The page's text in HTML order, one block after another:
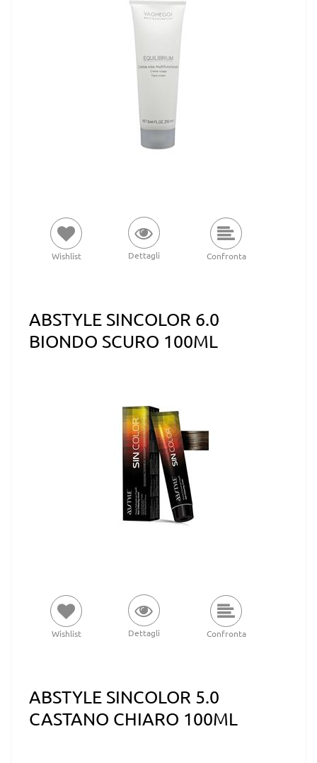
Wishlist Dettagli Confronta
ABSTYLE SINCOLOR 6.0
BIONDO SCURO 100ML
Wishlist Dettagli Confronta
ABSTYLE SINCOLOR 5.0
CASTANO CHIARO 100ML